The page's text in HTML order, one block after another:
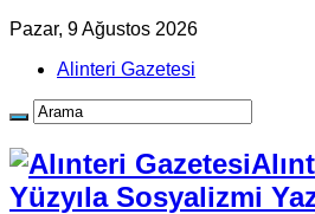
Pazar, 9 Ağustos 2026
Alinteri Gazetesi
Yüzyıla Sosyalizmi